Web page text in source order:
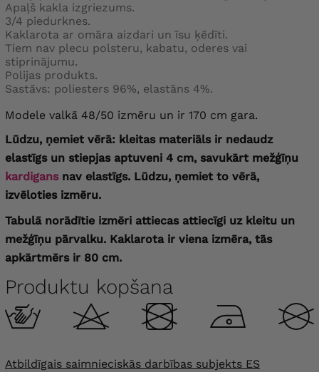
Apaļš kakla izgriezums.
3/4 piedurknes.
Kaklarota ar omāra aizdari un īsu ķēdīti.
Tiem nav plecu polsteru, kabatu, oderes vai
stiprinājumu.
Polijas produkts.
Sastāvs: poliesters 96%, elastāns 4%.
Modele valkā 48/50 izmēru un ir 170 cm gara.
Lūdzu, ņemiet vērā: kleitas materiāls ir nedaudz
elastīgs un stiepjas aptuveni 4 cm, savukārt mežģīņu
kardigansnav elastīgs. Lūdzu, ņemiet to vērā,
izvēloties izmēru.
Tabulā norādītie izmēri attiecas attiecīgi uz kleitu un
mežģīņu pārvalku. Kaklarota ir viena izmēra, tās
apkārtmērs ir 80 cm.
Produktu kopšana
Atbildīgais saimnieciskās darbības subjekts ES